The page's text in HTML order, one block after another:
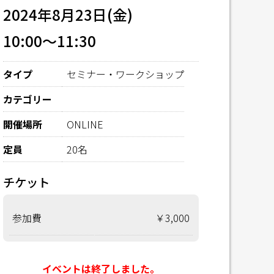
2024年8月23日(金)
10:00～11:30
タイプ
セミナー・ワークショップ
カテゴリー
開催場所
ONLINE
定員
20名
チケット
参加費 ￥3,000
イベントは終了しました。